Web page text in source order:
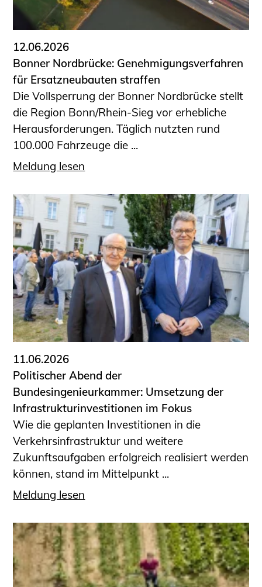
Informationen für Fortbildungsträger
Anträge, Anzeigen, Formulare
Fortbildung/Seminare
Informationen für Ingenieurinnen
und Ingenieure
Recht
Planungswettbewerbe
Publikationen
Stellenbörse
Staatlich anerkannte Sachverständige
Sachverständige
Prüfsachverständige
Qualifizierte Tragwerksplaner/-innen
Bauvorlageberechtigte
Sachkundige für Zustands- und
Funktionsprüfung privater
Abwasserleitungen
Vereinbarungen mit
Ingenieurkammern
Büronachfolge
Zusatzqualifikationen
Geschützter Bereich
Informationen für Auftraggeber und
Verbraucher
Ingenieursuche (Mitglieder der IK-Bau
NRW)
Fachlisten
Bauherren-ABC
Schüler und Studierende
Projekte für Schülerinnen und Schüler
START.ING. Das Studierenden Praxis-
Programm
12.06.2026
Bonner Nordbrücke: Genehmigungsverfahren
für Ersatzneubauten straffen
Die Vollsperrung der Bonner Nordbrücke stellt
die Region Bonn/Rhein-Sieg vor erhebliche
Herausforderungen. Täglich nutzten rund
100.000 Fahrzeuge die ...
Meldung lesen
11.06.2026
Politischer Abend der
Bundesingenieurkammer: Umsetzung der
Infrastrukturinvestitionen im Fokus
Wie die geplanten Investitionen in die
Verkehrsinfrastruktur und weitere
Zukunftsaufgaben erfolgreich realisiert werden
können, stand im Mittelpunkt ...
Meldung lesen